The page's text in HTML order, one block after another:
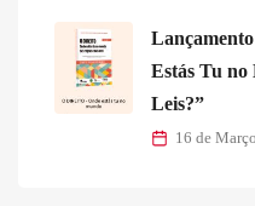
Estás Tu no
Leis?”
16 de